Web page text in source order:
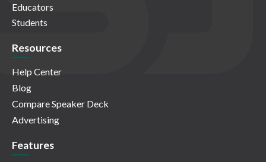
Educators
Students
Resources
Help Center
Blog
Compare Speaker Deck
Advertising
Features